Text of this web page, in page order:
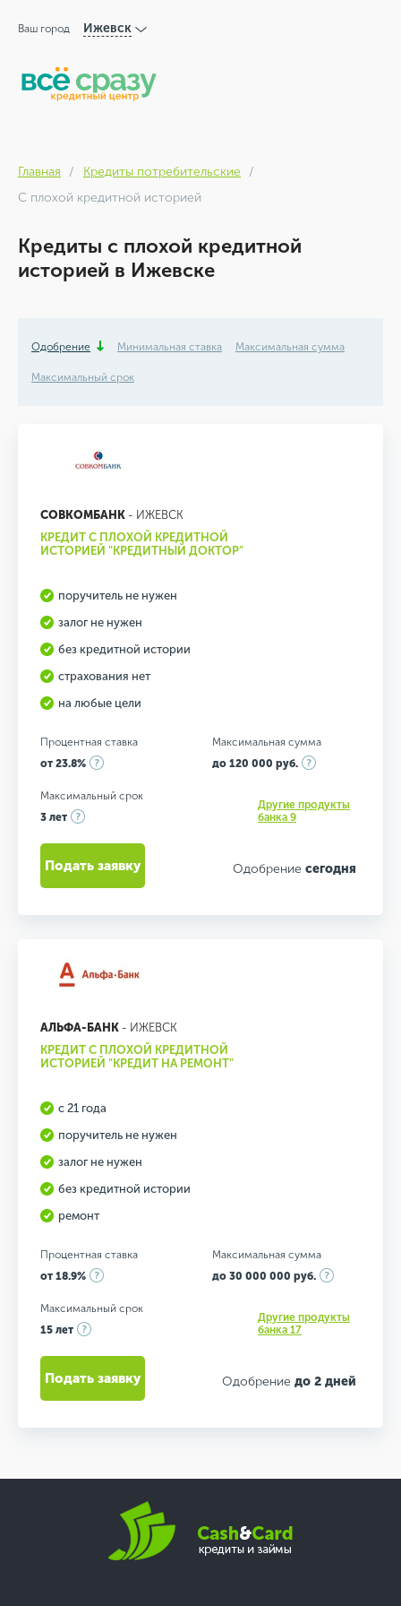
Ваш город Ижевск
Главная
Кредиты потребительские
С плохой кредитной историей
Кредиты с плохой кредитной
историей в Ижевске
Одобрение Минимальная ставка Максимальная сумма
Максимальный срок
СОВКОМБАНК - ИЖЕВСК
КРЕДИТ С ПЛОХОЙ КРЕДИТНОЙ
ИСТОРИЕЙ "КРЕДИТНЫЙ ДОКТОР"
поручитель не нужен
залог не нужен
без кредитной истории
страхования нет
на любые цели
Процентная ставка
от 23.8%
Максимальная сумма
до 120 000 руб.
Максимальный срок
3 лет
Другие продукты
банка 9
Одобрение сегодня
Подать заявку
АЛЬФА-БАНК - ИЖЕВСК
КРЕДИТ С ПЛОХОЙ КРЕДИТНОЙ
ИСТОРИЕЙ "КРЕДИТ НА РЕМОНТ"
с 21 года
поручитель не нужен
залог не нужен
без кредитной истории
ремонт
Процентная ставка
от 18.9%
Максимальная сумма
до 30 000 000 руб.
Максимальный срок
15 лет
Другие продукты
банка 17
Одобрение до 2 дней
Подать заявку